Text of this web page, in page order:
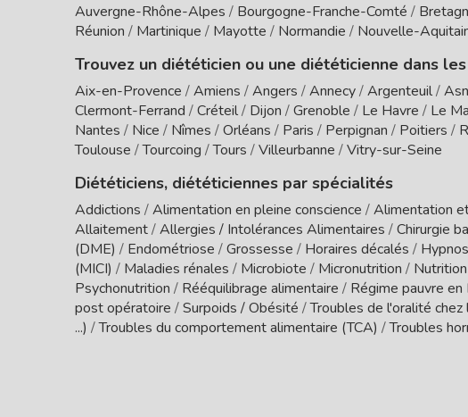
Auvergne-Rhône-Alpes / Bourgogne-Franche-Comté /
Réunion / Martinique / Mayotte / Normandie / Nouvelle-
Trouvez un diététicien ou une diététicienne dans
Aix-en-Provence /Amiens /Angers /Annecy/Argenteuil/
Clermont-Ferrand /Créteil/ Dijon /Grenoble / Le Havre / Le
Nantes / Nice / Nîmes /Orléans / Paris / Perpignan / Poitiers /
Toulouse /Tourcoing /Tours /Villeurbanne /Vitry-sur-Seine
Diététiciens, diététiciennes par spécialités
Addictions /Alimentation en pleine conscience /Alimentation
Allaitement/Allergies / Intolérances Alimentaires /Chirurgie
(DME) / Endométriose /Grossesse / Horaires décalés /
(MICI) / Maladies rénales / Microbiote / Micronutrition /
Psychonutrition / Rééquilibrage alimentaire / Régime pauvre
post opératoire /Surpoids / Obésité /Troubles de l'oralité chez
...) /Troubles du comportement alimentaire (TCA) /Troubles